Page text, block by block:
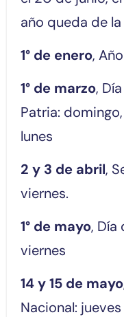
año queda de
1° de enero,
1° de marzo,
Patria:
lunes
2 y 3 de abril,
viernes.
1° de mayo, Día
viernes
14 y 15 de mayo
Nacional: